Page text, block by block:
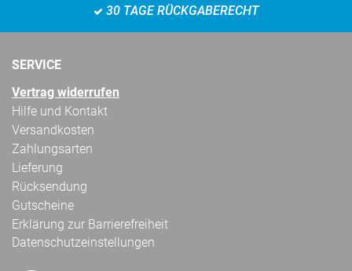
30 TAGE RÜCKGABERECHT
SERVICE
Vertrag widerrufen
Hilfe und Kontakt
Versandkosten
Zahlungsarten
Lieferung
Rücksendung
Gutscheine
Erklärung zur Barrierefreiheit
Datenschutzeinstellungen